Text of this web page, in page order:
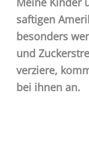
saftigen
besonders
und
verziere,
bei ihnen an.